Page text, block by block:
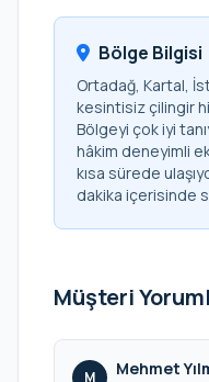
Bölge Bilgisi
Ortadağ, Kartal,
kesintisiz çilingir
Bölgeyi çok iyi
hâkim deneyimli
kısa sürede
dakika içerisinde
Müşteri
M Mehmet